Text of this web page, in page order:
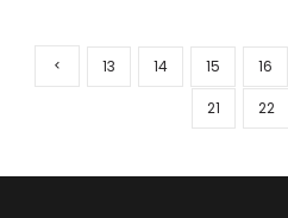
13 14 15 16
21 22